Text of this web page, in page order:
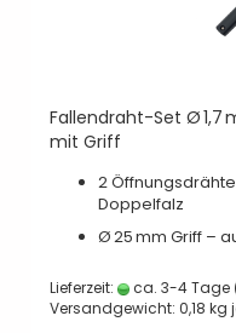
Fallendraht-Set Ø 1,7
mit Griff
2
Doppelfalz
Ø 25 mm Griff –
Lieferzeit: ca. 3-4 Tage
Versandgewicht:0,18 kg